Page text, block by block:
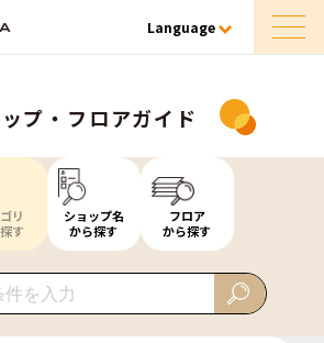
Language
プ・フロアガイド
リ
す
ショップ名
から探す
フロア
から探す